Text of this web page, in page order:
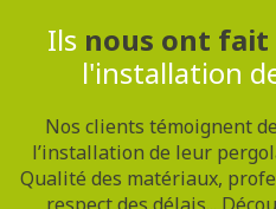
Ils nous ont fait
l'installation
Nos clients témoignent
l’installation de leur
Qualité des matériaux,